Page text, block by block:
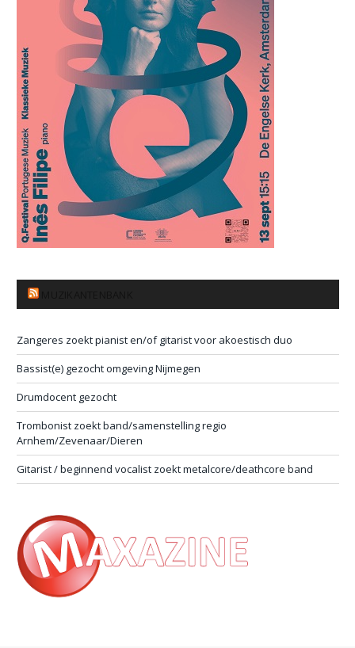
Zangeres zoekt pianist en/of gitarist voor akoestisch duo
Bassist(e) gezocht omgeving Nijmegen
Drumdocent gezocht
Trombonist zoekt band/samenstelling regio
Arnhem/Zevenaar/Dieren
Gitarist / beginnend vocalist zoekt metalcore/deathcore band